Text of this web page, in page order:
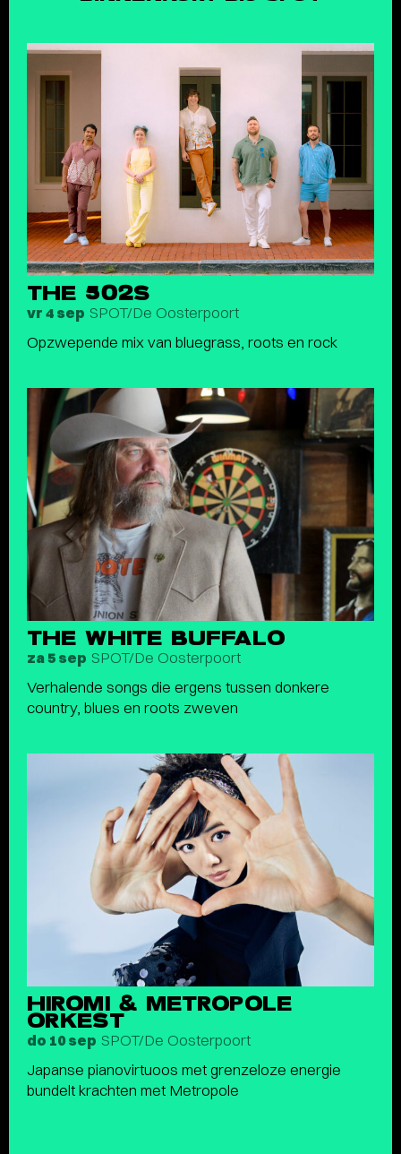
THE 502S
vr 4 sep SPOT/De Oosterpoort
Opzwepende mix van bluegrass, roots en rock
THE WHITE BUFFALO
za 5 sep SPOT/De Oosterpoort
Verhalende songs die ergens tussen donkere
country, blues en roots zweven
HIROMI & METROPOLE
ORKEST
do 10 sep SPOT/De Oosterpoort
Japanse pianovirtuoos met grenzeloze energie
bundelt krachten met Metropole